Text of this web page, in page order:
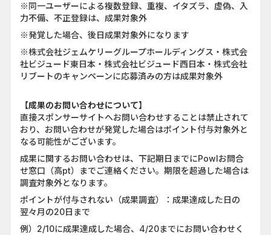
※同一ユーザーによる複数登録、重複、イタズラ、虚偽、入
力不備、不正登録は、成果対象外
※発覚した場合、後日成果対象外になります
※株式会社ジェムケリーグループホールディングス・株式会
社ビジュード東日本・株式会社ビジュード西日本・株式会社
リブートのキャンペーンに応募済みの方は成果対象外
【成果のお問い合わせについて】
直接スポンサーサイトへお問い合わせすることは禁止されて
おり、お問い合わせが発覚した場合はポイント付与対象外と
なる可能性がございます。
成果に関するお問い合わせは、下記期日までにPowlお問合
せ窓口（高pt）までご連絡ください。期限を超過した場合は
調査対象外となります。
ポイントが付与されない（成果調査）：成果達成した日の
翌々月の20日まで
例）2/10に成果達成した場合、4/20までにお問い合わせく